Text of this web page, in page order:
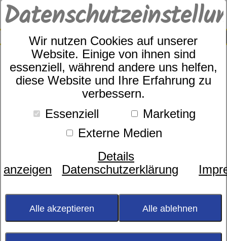
Wir nutzen Cookies auf unserer
Website. Einige von ihnen sind
essenziell, während andere uns helfen,
diese Website und Ihre Erfahrung zu
verbessern.
Essenziell
Marketing
Externe Medien
Details
anzeigen
Datenschutzerklärung
Alle akzeptieren Alle ablehnen
SUCHE
0
60er-Jahre-Charme mit
markanten, schrägen Füßen
und zeitloser Eleganz